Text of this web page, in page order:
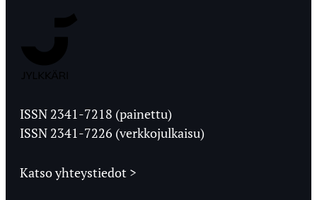
Ylioppilaslehti
ISSN 2341-7218 (painettu)
ISSN 2341-7226 (verkkojulkaisu)
Katso yhteystiedot >